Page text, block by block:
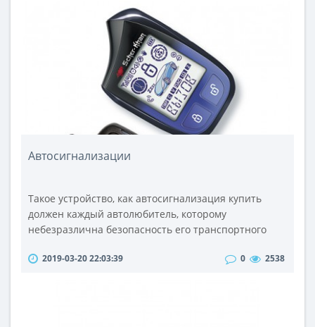
интернет-магазина allbay.com.ua.Подарочный
напиток в оригинальной бутылке вы можете купить
в любом городе Украины по вполне пр..
Автосигнализации
Такое устройство, как автосигнализация купить
должен каждый автолюбитель, которому
небезразлична безопасность его транспортного
электронное устройство, предназначенное для
2019-03-20 22:03:39 0 2538